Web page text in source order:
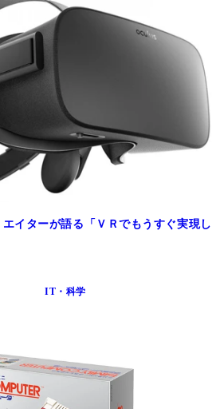
イターが語る「ＶＲでもうすぐ実現し
IT・科学